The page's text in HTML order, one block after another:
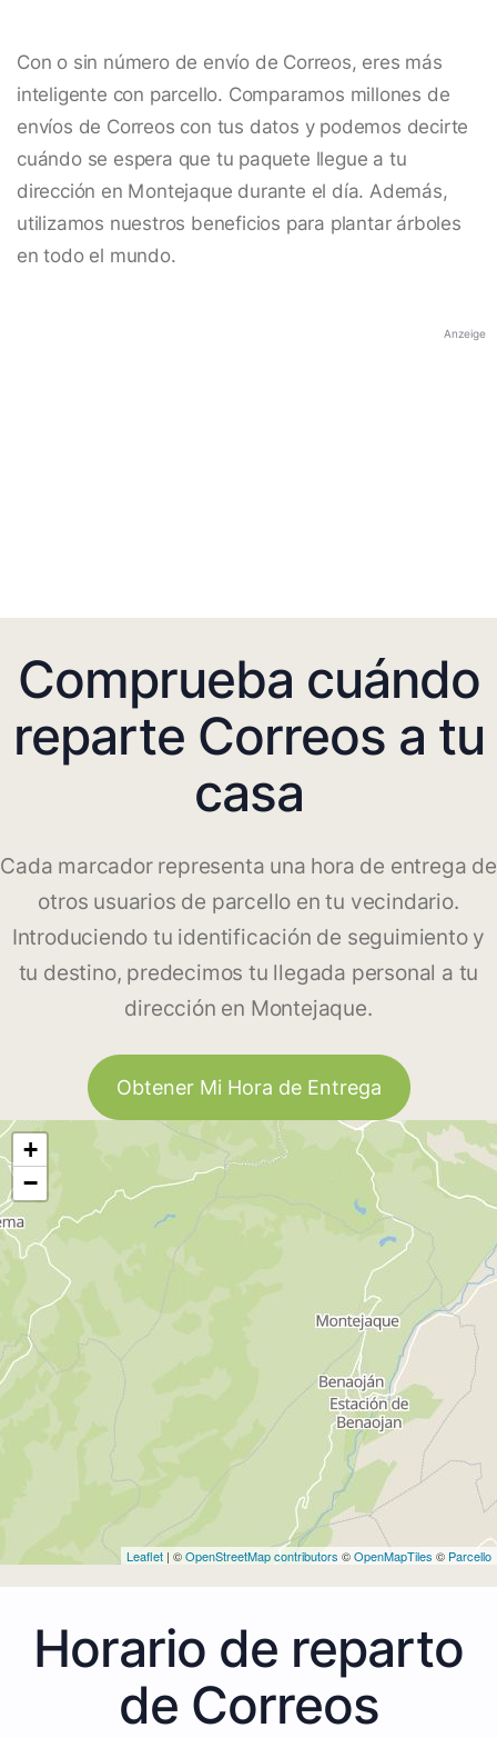
Con o sin número de envío de Correos, eres más
inteligente con parcello. Comparamos millones de
envíos de Correos con tus datos y podemos decirte
cuándo se espera que tu paquete llegue a tu
dirección en Montejaque durante el día. Además,
utilizamos nuestros beneficios para plantar árboles
en todo el mundo.
Anzeige
Comprueba cuándo
reparte Correos a tu
casa
Cada marcador representa una hora de entrega de
otros usuarios de parcello en tu vecindario.
Introduciendo tu identificación de seguimiento y
tu destino, predecimos tu llegada personal a tu
dirección en Montejaque.
Obtener Mi Hora de Entrega
+
−
Leaflet | ©OpenStreetMap contributors ©OpenMapTiles © Parcello
Horario de reparto
de Correos